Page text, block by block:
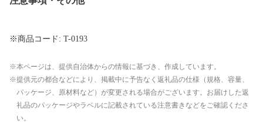
※商品コード: T-0193
本ページは、提供自治体からの情報に基づき、作成しています。
提供元の都合などにより、掲載中に予告なく返礼品の仕様（規格、容量、
パッケージ、原材料など）が変更される場合がございます。お届けした返
礼品のパッケージやラベルに記載されている注意書きなどをご確認くださ
い。